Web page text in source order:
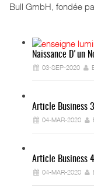
Bull GmbH, fondée
Naissance D'un
03-SEP-2020
Article Business 3
04-MAR-2020
Article Business 4
04-MAR-2020